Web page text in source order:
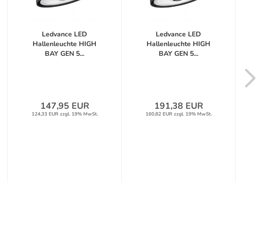
Ledvance LED
Hallenleuchte HIGH
BAY GEN 5...
147,95 EUR
124,33 EUR zzgl. 19% MwSt.
Ledvance LED
Hallenleuchte HIGH
BAY GEN 5...
191,38 EUR
160,82 EUR zzgl. 19% MwSt.